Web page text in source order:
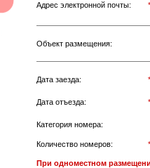
Адрес электронной почты: *
Объект размещения:
Дата заезда: *
Дата отъезда: *
Категория номера:
Количество номеров: *
При одноместном